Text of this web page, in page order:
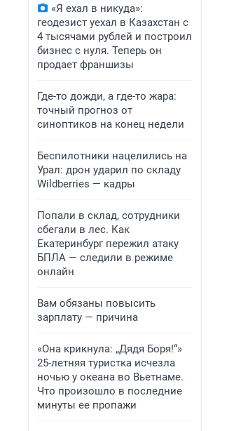
«Я ехал в никуда»:
геодезист уехал в Казахстан с
4 тысячами рублей и построил
бизнес с нуля. Теперь он
продает франшизы
Где-то дожди, а где-то жара:
точный прогноз от
синоптиков на конец недели
Беспилотники нацелились на
Урал: дрон ударил по складу
Wildberries — кадры
Попали в склад, сотрудники
сбегали в лес. Как
Екатеринбург пережил атаку
БПЛА — следили в режиме
онлайн
Вам обязаны повысить
зарплату — причина
«Она крикнула: „Дядя Боря!“»
25-летняя туристка исчезла
ночью у океана во Вьетнаме.
Что произошло в последние
минуты ее пропажи